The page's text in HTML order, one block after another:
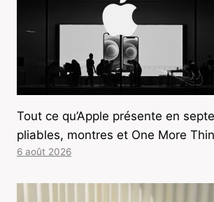
Tout ce qu’Apple présente en
pliables, montres et One More
6 août 2026